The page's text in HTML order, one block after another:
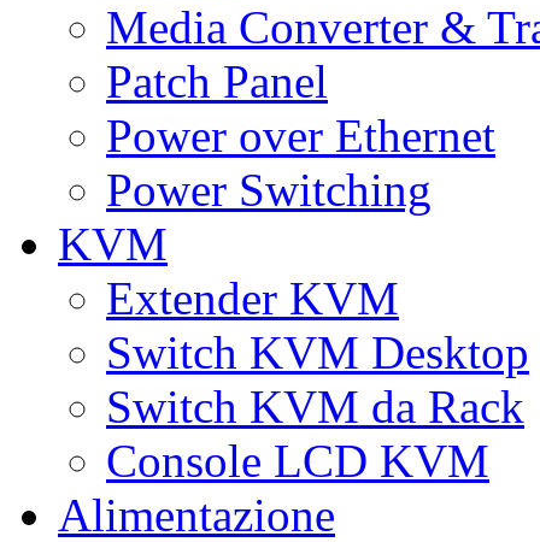
Media Converter &
Patch Panel
Power over Ethernet
Power Switching
KVM
Extender KVM
Switch KVM Desktop
Switch KVM da Rack
Console LCD KVM
Alimentazione